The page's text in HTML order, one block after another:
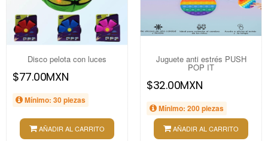
Disco pelota con luces
$77.00MXN
Mínimo: 30 piezas
AÑADIR AL CARRITO
Juguete anti estrés PUSH
POP IT
$32.00MXN
Mínimo: 200 piezas
AÑADIR AL CARRITO